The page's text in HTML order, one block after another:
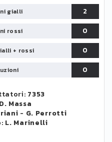
gialli
2
rossi
0
+ rossi
0
0
7353
D. Massa
- G. Perrotti
L. Marinelli